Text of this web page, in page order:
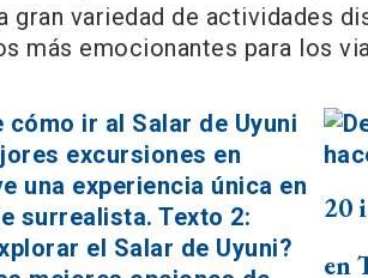
gran variedad de actividades
más emocionantes para los
20
en